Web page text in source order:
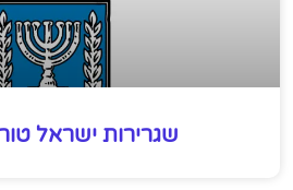
שגרירות ישראל